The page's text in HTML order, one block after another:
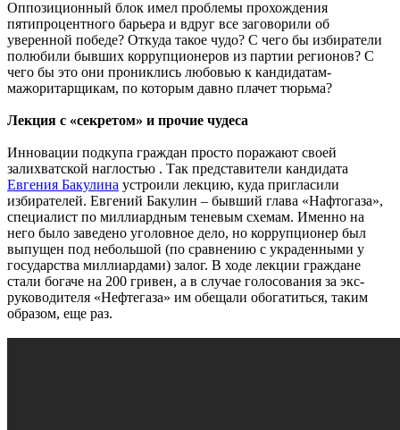
Оппозиционный блок имел проблемы прохождения
пятипроцентного барьера и вдруг все заговорили об
уверенной победе? Откуда такое чудо? С чего бы избиратели
полюбили бывших коррупционеров из партии регионов? С
чего бы это они прониклись любовью к кандидатам-
мажоритарщикам, по которым давно плачет тюрьма?
Лекция с «секретом» и прочие чудеса
Инновации подкупа граждан просто поражают своей
залихватской наглостью . Так представители кандидата
Евгения Бакулина устроили лекцию, куда пригласили
избирателей. Евгений Бакулин – бывший глава «Нафтогаза»,
специалист по миллиардным теневым схемам. Именно на
него было заведено уголовное дело, но коррупционер был
выпущен под небольшой (по сравнению с украденными у
государства миллиардами) залог. В ходе лекции граждане
стали богаче на 200 гривен, а в случае голосования за экс-
руководителя «Нефтегаза» им обещали обогатиться, таким
образом, еще раз.